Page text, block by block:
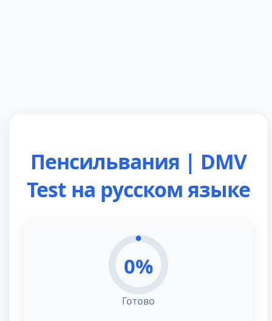
Пенсильвания | DMV
Test на русском языке
0%
Готово